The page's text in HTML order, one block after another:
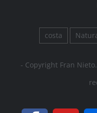
costa
- Copyright Fran